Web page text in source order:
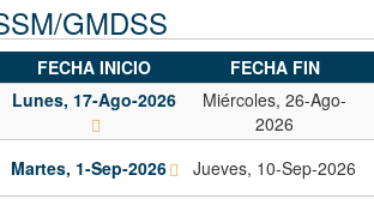
GMDSS
FECHA INICIO
FECHA FIN
Lunes, 17-Ago-2026
Miércoles, 26-Ago-
2026
Martes, 1-Sep-2026
Jueves, 10-Sep-2026